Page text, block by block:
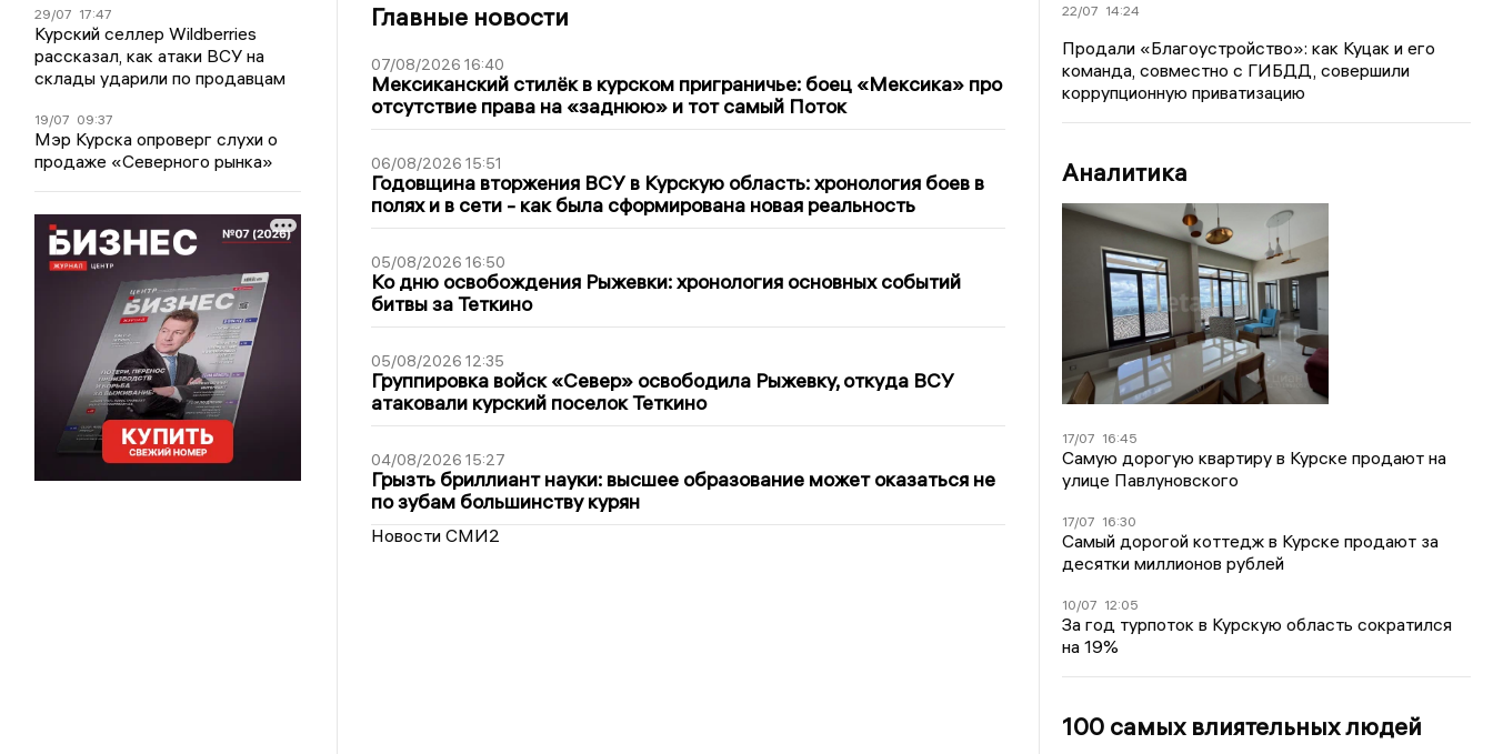
29/07 17:47
Курский селлер Wildberries
рассказал, как атаки ВСУ на
склады ударили по продавцам
19/07 09:37
Мэр Курска опроверг слухи о
продаже «Северного рынка»
Главные новости
07/08/2026 16:40
Мексиканский стилёк в курском приграничье: боец «Мексика» про
отсутствие права на «заднюю» и тот самый Поток
06/08/2026 15:51
Годовщина вторжения ВСУ в Курскую область: хронология боев в
полях и в сети - как была сформирована новая реальность
05/08/2026 16:50
Ко дню освобождения Рыжевки: хронология основных событий
битвы за Теткино
05/08/2026 12:35
Группировка войск «Север» освободила Рыжевку, откуда ВСУ
атаковали курский поселок Теткино
04/08/2026 15:27
Грызть бриллиант науки: высшее образование может оказаться не
по зубам большинству курян
Новости СМИ2
22/07 14:24
Продали «Благоустройство»: как Куцак и его
команда, совместно с ГИБДД, совершили
коррупционную приватизацию
Аналитика
17/07 16:45
Самую дорогую квартиру в Курске продают на
улице Павлуновского
17/07 16:30
Самый дорогой коттедж в Курске продают за
десятки миллионов рублей
10/07 12:05
За год турпоток в Курскую область сократился
на 19%
100 самых влиятельных людей